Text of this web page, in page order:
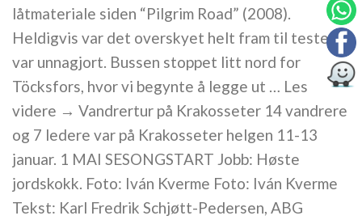
låtmateriale siden “Pilgrim Road” (2008).
Heldigvis var det overskyet helt fram til testen
var unnagjort. Bussen stoppet litt nord for
Töcksfors, hvor vi begynte å legge ut … Les
videre → Vandrertur på Krakosseter 14 vandrere
og 7 ledere var på Krakosseter helgen 11-13
januar. 1 MAI SESONGSTART Jobb: Høste
jordskokk. Foto: Iván Kverme Foto: Iván Kverme
Tekst: Karl Fredrik Schjøtt-Pedersen, ABG